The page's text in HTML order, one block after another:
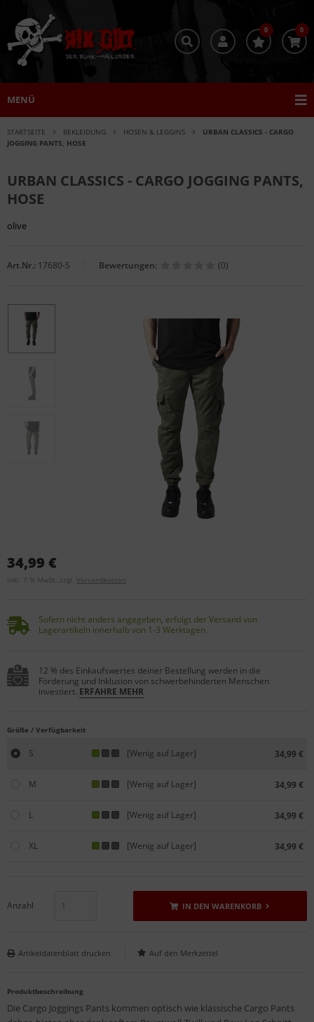
0 0
MENÜ
STARTSEITE BEKLEIDUNG HOSEN & LEGGINS
URBAN CLASSICS - CARGO
JOGGING PANTS, HOSE
URBAN CLASSICS - CARGO JOGGING PANTS,
HOSE
olive
Art.Nr.: 17680-S Bewertungen: (0)
34,99 €
inkl. 7 % MwSt. zzgl. Versandkosten
Sofern nicht anders angegeben, erfolgt der Versand von
Lagerartikeln innerhalb von 1-3 Werktagen.
12 % des Einkaufswertes deiner Bestellung werden in die
Förderung und Inklusion von schwerbehinderten Menschen
investiert. ERFAHRE MEHR
Größe / Verfügbarkeit
S [Wenig auf Lager] 34,99 €
M [Wenig auf Lager] 34,99 €
L [Wenig auf Lager] 34,99 €
XL [Wenig auf Lager] 34,99 €
Anzahl IN DEN WARENKORB
Artikeldatenblatt drucken
Produktbeschreibung
Die Cargo Joggings Pants kommen optisch wie klassische Cargo Pants